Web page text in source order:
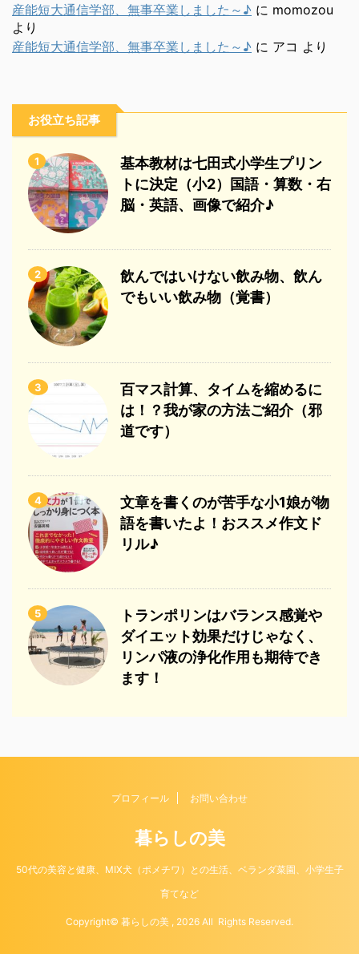
産能短大通信学部、無事卒業しました～♪ に momozou
より
産能短大通信学部、無事卒業しました～♪ に アコ より
お役立ち記事
1
基本教材は七田式小学生プリン
トに決定（小2）国語・算数・右
脳・英語、画像で紹介♪
2
飲んではいけない飲み物、飲ん
でもいい飲み物（覚書）
3
百マス計算、タイムを縮めるに
は！？我が家の方法ご紹介（邪
道です）
4
文章を書くのが苦手な小1娘が物
語を書いたよ！おススメ作文ド
リル♪
5
トランポリンはバランス感覚や
ダイエット効果だけじゃなく、
リンパ液の浄化作用も期待でき
ます！
プロフィール お問い合わせ
暮らしの美
50代の美容と健康、MIX犬（ポメチワ）との生活、ベランダ菜園、小学生子
育てなど
Copyright© 暮らしの美 , 2026 All Rights Reserved.